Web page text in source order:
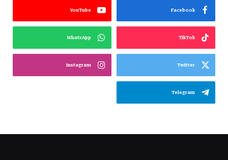
Facebook
YouTube
TikTok
WhatsApp
Twitter
Instagram
Telegram